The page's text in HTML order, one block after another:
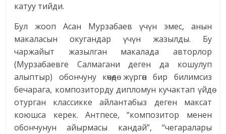
катуу тийди.
Бул жооп Асан Мурзабаев үчүн эмес, анын
макаласын окугандар үчүн жазылды. Бу
чаржайыт жазылган макалада авторлор
(Мурзабаевге Салмагани деген да кошулуп
алыптыр) обончуну көчөдө жүргөн бир билимсиз
бечарага, композиторду дипломун кучактап үйдө
отурган классикке айлантабыз деген максат
коюшса керек. Антпесе, “композитор менен
обончунун айырмасы кандай”, “чегаралары